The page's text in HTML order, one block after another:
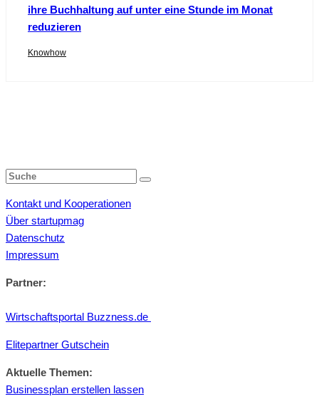
ihre Buchhaltung auf unter eine Stunde im Monat
reduzieren
Knowhow
Kontakt und Kooperationen
Über startupmag
Datenschutz
Impressum
Partner:
Wirtschaftsportal Buzzness.de
Elitepartner Gutschein
Aktuelle Themen:
Businessplan erstellen lassen